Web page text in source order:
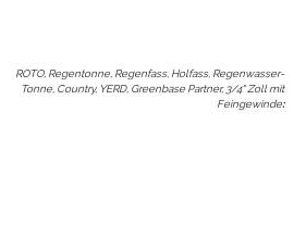
ROTO, Regentonne, Regenfass, Holfass, Regenwasser-
Tonne, Country, YERD, Greenbase Partner, 3/4" Zoll mit
Feingewinde: